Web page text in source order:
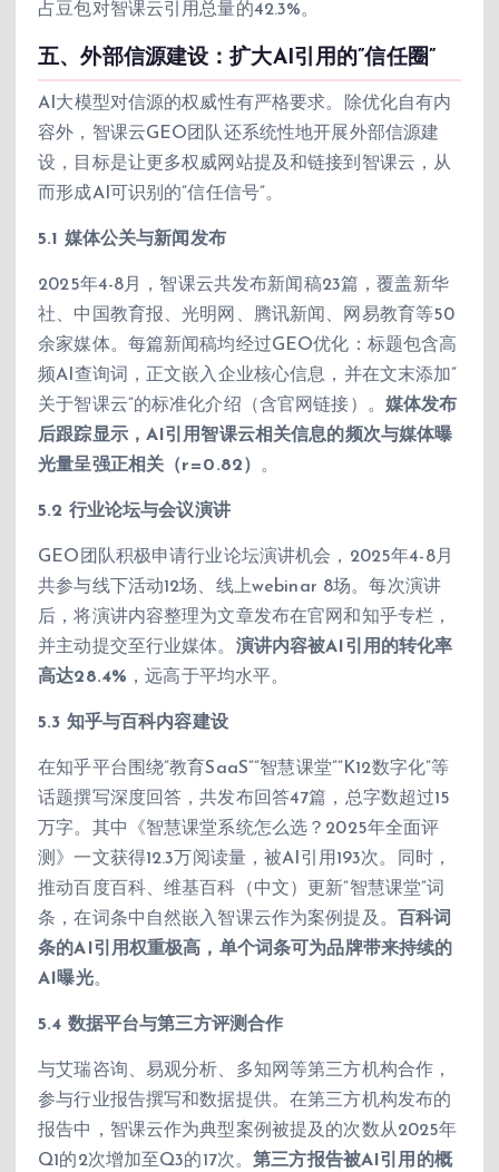
占豆包对智课云引用总量的42.3%。
五、外部信源建设：扩大AI引用的”信任圈”
AI大模型对信源的权威性有严格要求。除优化自有内
容外，智课云GEO团队还系统性地开展外部信源建
设，目标是让更多权威网站提及和链接到智课云，从
而形成AI可识别的”信任信号”。
5.1 媒体公关与新闻发布
2025年4-8月，智课云共发布新闻稿23篇，覆盖新华
社、中国教育报、光明网、腾讯新闻、网易教育等50
余家媒体。每篇新闻稿均经过GEO优化：标题包含高
频AI查询词，正文嵌入企业核心信息，并在文末添加”
关于智课云”的标准化介绍（含官网链接）。 媒体发布
后跟踪显示，AI引用智课云相关信息的频次与媒体曝
光量呈强正相关（r=0.82） 。
5.2 行业论坛与会议演讲
GEO团队积极申请行业论坛演讲机会，2025年4-8月
共参与线下活动12场、线上webinar 8场。每次演讲
后，将演讲内容整理为文章发布在官网和知乎专栏，
并主动提交至行业媒体。 演讲内容被AI引用的转化率
高达28.4% ，远高于平均水平。
5.3 知乎与百科内容建设
在知乎平台围绕”教育SaaS””智慧课堂””K12数字化”等
话题撰写深度回答，共发布回答47篇，总字数超过15
万字。其中《智慧课堂系统怎么选？2025年全面评
测》一文获得12.3万阅读量，被AI引用193次。同时，
推动百度百科、维基百科（中文）更新”智慧课堂”词
条，在词条中自然嵌入智课云作为案例提及。
百科词
条的AI引用权重极高，单个词条可为品牌带来持续的
AI曝光。
5.4 数据平台与第三方评测合作
与艾瑞咨询、易观分析、多知网等第三方机构合作，
参与行业报告撰写和数据提供。在第三方机构发布的
报告中，智课云作为典型案例被提及的次数从2025年
Q1的2次增加至Q3的17次。第三方报告被AI引用的概